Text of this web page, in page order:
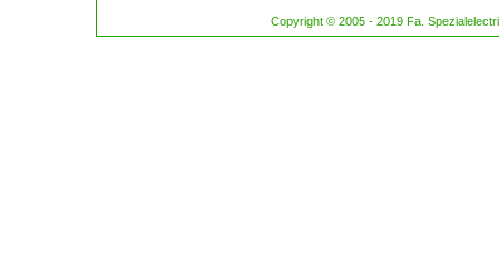
Copyright © 2005 - 2019 Fa.